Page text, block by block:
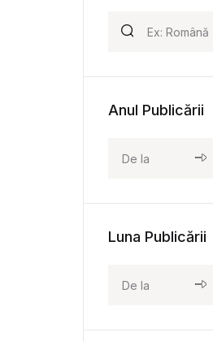
Anul Publicării
Luna Publicării